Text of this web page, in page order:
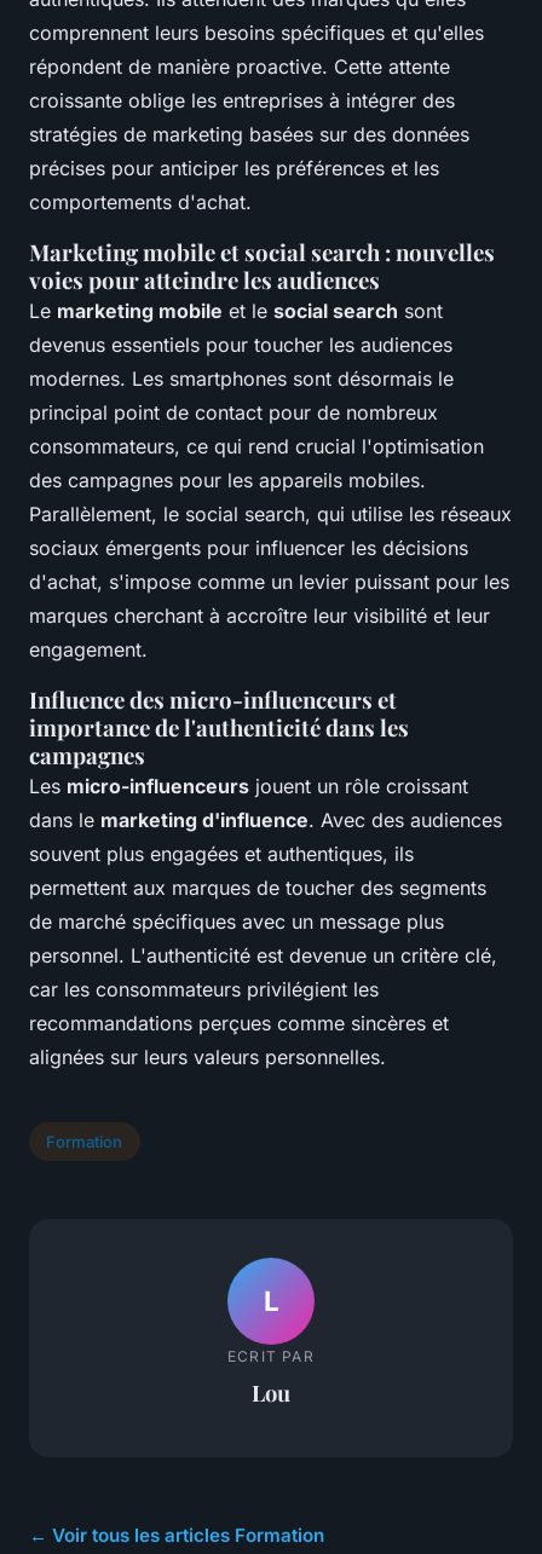
comprennent leurs besoins spécifiques et qu'elles
répondent de manière proactive. Cette attente
croissante oblige les entreprises à intégrer des
stratégies de marketing basées sur des données
précises pour anticiper les préférences et les
comportements d'achat.
Marketing mobile et social search : nouvelles
voies pour atteindre les audiences
Le marketing mobile et le social search sont
devenus essentiels pour toucher les audiences
modernes. Les smartphones sont désormais le
principal point de contact pour de nombreux
consommateurs, ce qui rend crucial l'optimisation
des campagnes pour les appareils mobiles.
Parallèlement, le social search, qui utilise les réseaux
sociaux émergents pour influencer les décisions
d'achat, s'impose comme un levier puissant pour les
marques cherchant à accroître leur visibilité et leur
engagement.
Influence des micro-influenceurs et
importance de l'authenticité dans les
campagnes
Les micro-influenceurs jouent un rôle croissant
dans le marketing d'influence. Avec des audiences
souvent plus engagées et authentiques, ils
permettent aux marques de toucher des segments
de marché spécifiques avec un message plus
personnel. L'authenticité est devenue un critère clé,
car les consommateurs privilégient les
recommandations perçues comme sincères et
alignées sur leurs valeurs personnelles.
Formation
L
ECRIT PAR
Lou
← Voir tous les articles Formation